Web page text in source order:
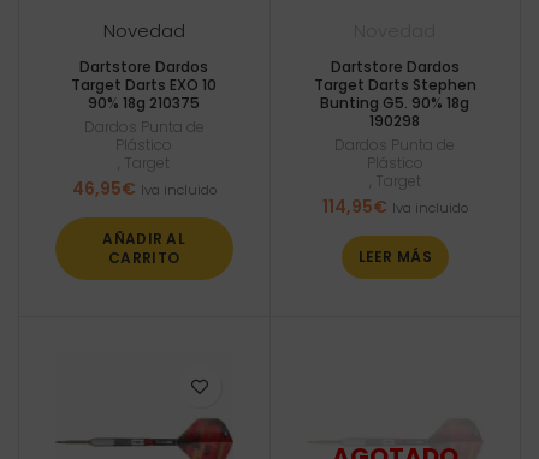
Novedad
Dartstore Dardos
Target Darts EXO 10
90% 18g 210375
Dardos Punta de
Plástico
Target
46,95€ Iva incluido
AÑADIR AL
CARRITO
Dartstore Dardos
Target Darts Stephen
Bunting G5. 90% 18g
190298
Dardos Punta de
Plástico
Target
114,95€ Iva incluido
LEER MÁS